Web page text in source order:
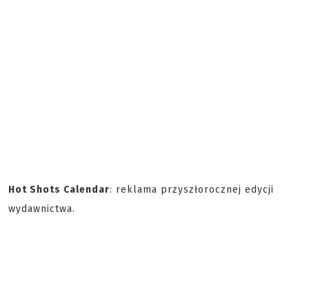
Hot Shots Calendar: reklama przyszłorocznej edycji
wydawnictwa.